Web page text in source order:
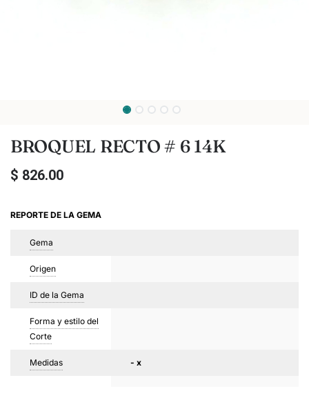
BROQUEL RECTO # 6 14K
$ 826.00
REPORTE DE LA GEMA
Gema
Origen
ID de la Gema
Forma y estilo del
Corte
Medidas - x